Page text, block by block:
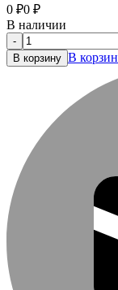
0 ₽0 ₽
В наличии
-
В корзину В